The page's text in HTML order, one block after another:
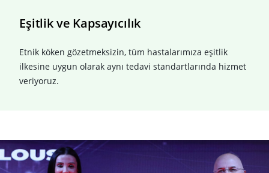
Eşitlikve Kapsayıcılık
Etnik köken gözetmeksizin, tüm hastalarımıza eşitlik
ilkesine uygun olarak aynı tedavi standartlarında hizmet
veriyoruz.